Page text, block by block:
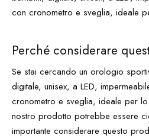
Perché considerare
Se stai cercando un orologio
digitale, unisex, a LED,
cronometro e sveglia, ideale per
nostro prodotto potrebbe essere
importante considerare questo